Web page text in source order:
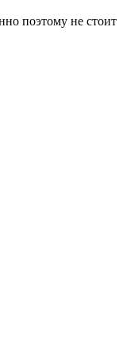
поэтому не стоит